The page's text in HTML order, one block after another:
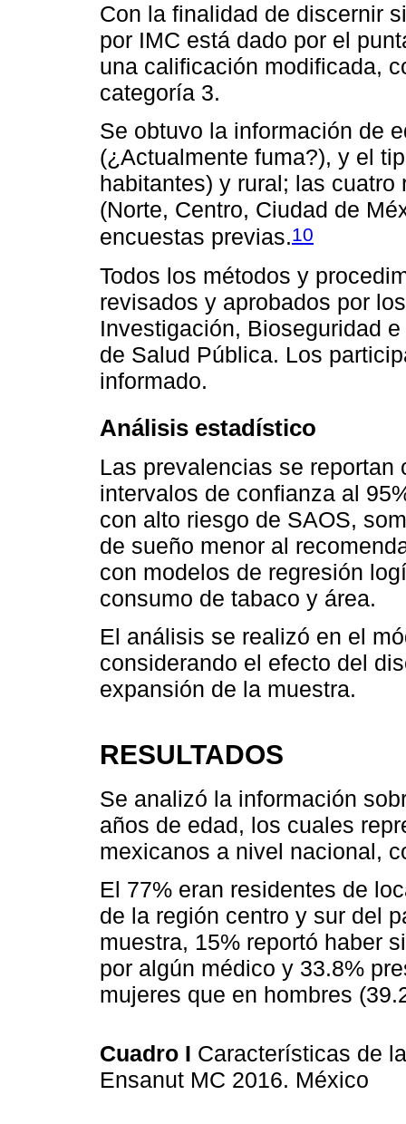
Con la finalidad de discernir
por IMC está dado por el
una calificación modificada,
categoría 3.
Se obtuvo la información de
(¿Actualmente fuma?), y el
habitantes) y rural; las
(Norte, Centro, Ciudad de
encuestas previas.10
Todos los métodos y
revisados y aprobados por
Investigación, Bioseguridad
de Salud Pública. Los
informado.
Análisis estadístico
Las prevalencias se
intervalos de confianza al
con alto riesgo de SAOS,
de sueño menor al
con modelos de regresión
consumo de tabaco y área.
El análisis se realizó en el
considerando el efecto del
expansión de la muestra.
RESULTADOS
Se analizó la información
años de edad, los cuales
mexicanos a nivel nacional,
El 77% eran residentes de
de la región centro y sur del
muestra, 15% reportó haber
por algún médico y 33.8%
mujeres que en hombres
Cuadro I Características de
Ensanut MC 2016. México